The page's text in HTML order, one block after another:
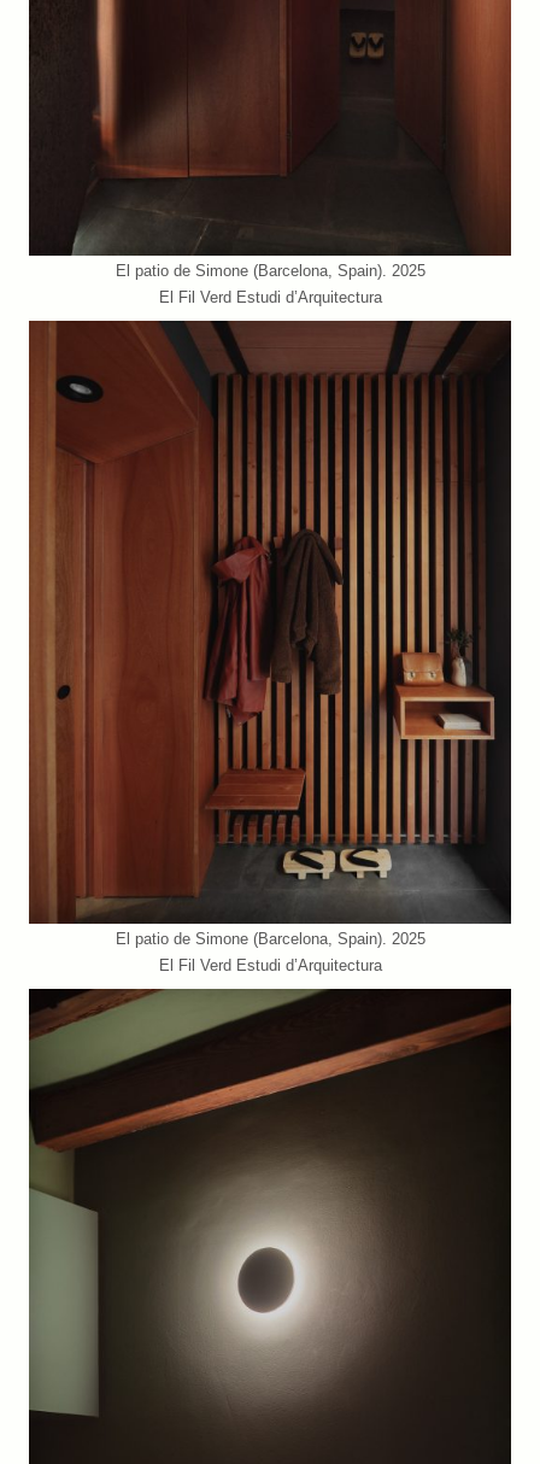
El patio de Simone (Barcelona, Spain). 2025
El Fil Verd Estudi d’Arquitectura
El patio de Simone (Barcelona, Spain). 2025
El Fil Verd Estudi d’Arquitectura